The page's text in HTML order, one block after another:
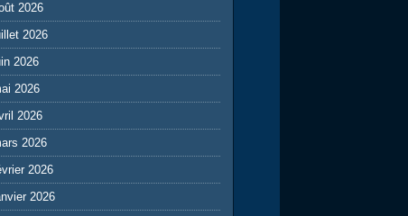
2026
2026
2026
2026
2026
2026
2026
2026